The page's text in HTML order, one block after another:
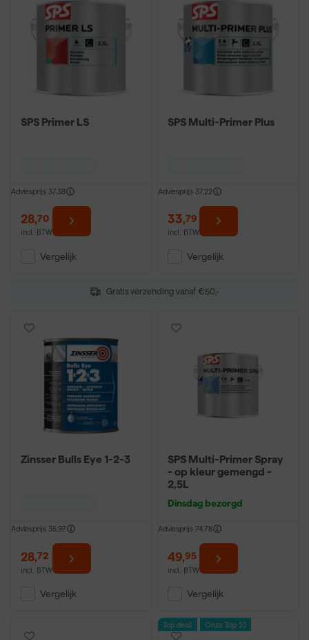
Gratis verzending vanaf €50,-
SPS Primer LS
Adviesprijs 37,38
28,70
incl. BTW
Vergelijk
SPS Multi-Primer Plus
Adviesprijs 37,22
33,79
incl. BTW
Vergelijk
Zinsser Bulls Eye 1-2-3
Adviesprijs 35,97
28,72
incl. BTW
Vergelijk
SPS Multi-Primer Spray
- op kleur gemengd -
2,5L
Dinsdag bezorgd
Adviesprijs 74,78
49,95
incl. BTW
Vergelijk
Top deal Onze Top 10